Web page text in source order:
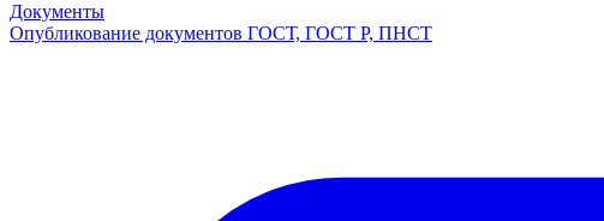
Документы
Опубликование документов ГОСТ, ГОСТ Р, ПНСТ